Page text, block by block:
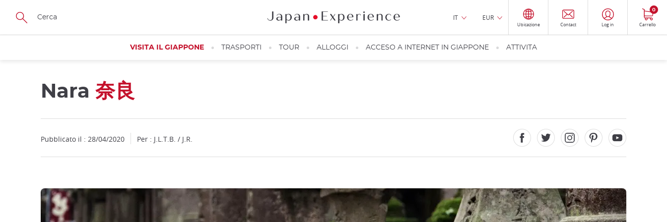
Skip
main
IT EUR
Ubicazione Contact Log in Carrello
0
VISITA IL GIAPPONE TRASPORTI TOUR ALLOGGI ACCESO A INTERNET IN GIAPPONE ATTIVITA
Nara 奈良
Pubblicato il : 28/04/2020 Per : J.L.T.B. / J.R.